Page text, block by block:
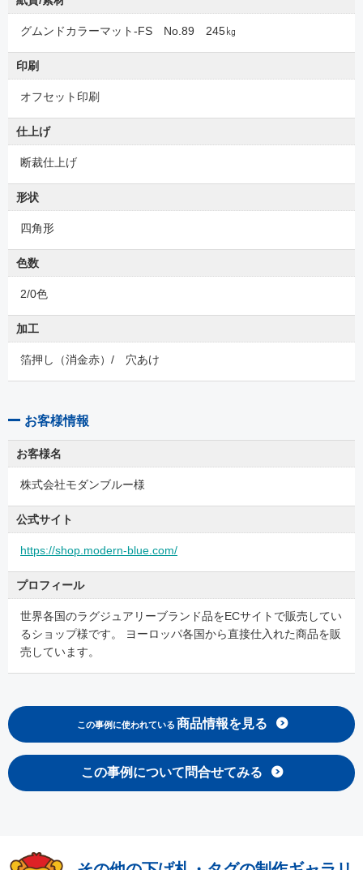
グムンドカラーマット-FS No.89 245㎏
印刷
オフセット印刷
仕上げ
断裁仕上げ
形状
四角形
色数
2/0色
加工
箔押し（消金赤）/ 穴あけ
お客様情報
お客様名
株式会社モダンブルー様
公式サイト
https://shop.modern-blue.com/
プロフィール
世界各国のラグジュアリーブランド品をECサイトで販売してい
るショップ様です。 ヨーロッパ各国から直接仕入れた商品を販
売しています。
この事例に使われている 商品情報を見る
この事例について問合せてみる